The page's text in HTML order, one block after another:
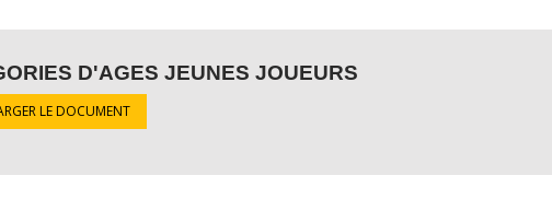
D'AGES JEUNES JOUEURS
LE DOCUMENT